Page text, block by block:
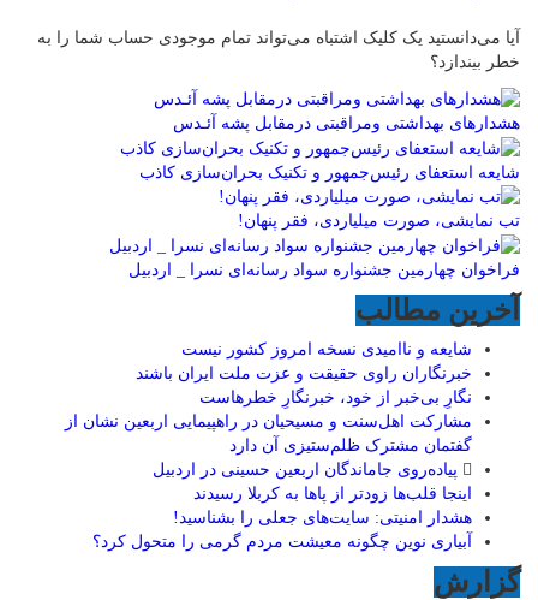
آیا می‌دانستید یک کلیک اشتباه می‌تواند تمام موجودی حساب شما را به
خطر بیندازد؟
هشدارهاى بهداشتى ومراقبتى درمقابل پشه آئـدس
شایعه استعفای رئیس‌جمهور و تکنیک بحران‌سازی کاذب
تب نمایشی، صورت میلیاردی، فقر پنهان!
فراخوان چهارمین جشنواره سواد رسانه‌ای نسرا _ اردبیل
آخرین مطالب
شایعه و ناامیدی نسخه امروز کشور نیست
خبرنگاران راوی حقیقت و عزت ملت ایران باشند
نگارِ بی‌خبر از خود، خبرنگارِ خطرهاست
مشارکت اهل‌سنت و مسیحیان در راهپیمایی اربعین نشان از
گفتمان مشترک ظلم‌ستیزی آن دارد
پیاده‌روی جاماندگان اربعین حسینی در اردبیل
اینجا قلب‌ها زودتر از پاها به کربلا رسیدند
هشدار امنیتی: سایت‌های جعلی را بشناسید!
آبیاری نوین چگونه معیشت مردم گرمی را متحول کرد؟
گزارش